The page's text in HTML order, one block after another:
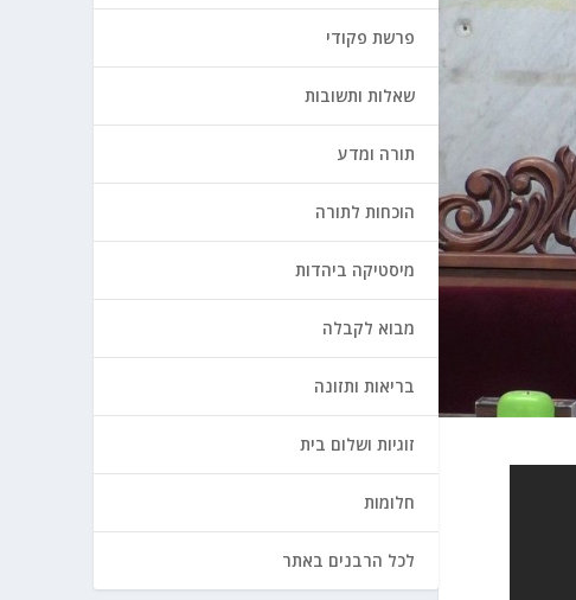
פרשת פקודי
שאלות ותשובות
תורה ומדע
הוכחות לתורה
מיסטיקה ביהדות
מבוא לקבלה
בריאות ותזונה
זוגיות ושלום בית
חלומות
לכל הרבנים באתר